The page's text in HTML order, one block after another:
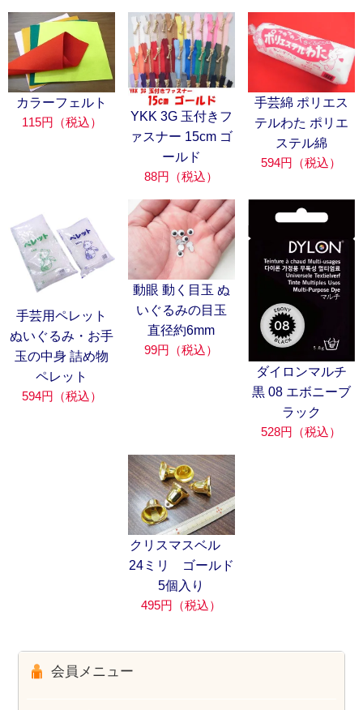
カラーフェルト
115円（税込）
YKK 3G 玉付きフ
ァスナー 15cm ゴ
ールド
88円（税込）
手芸綿 ポリエス
テルわた ポリエ
ステル綿
594円（税込）
手芸用ペレット
ぬいぐるみ・お手
玉の中身 詰め物
ペレット
594円（税込）
動眼 動く目玉 ぬ
いぐるみの目玉
直径約6mm
99円（税込）
ダイロンマルチ
黒 08 エボニーブ
ラック
528円（税込）
クリスマスベル
24ミリ ゴールド
5個入り
495円（税込）
会員メニュー